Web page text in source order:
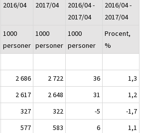
2016/04
2017/04
2016/04 -
2017/04
2016/04 -
2017/04
1000
personer
1000
personer
1000
personer
Procent,
%
2 686 2 722 36
1,3
2 617 2 648 31
1,2
327 322 -5
-1,7
577 583 6
1,1